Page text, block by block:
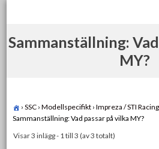
content
Sammanställning:
MY?
› SSC › Modellspecifikt › Impreza / STI
Sammanställning: Vad passar på vilka MY?
Visar 3 inlägg - 1 till 3 (av 3 totalt)